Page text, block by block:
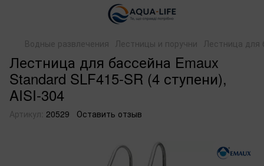
Водные развлечения Лестницы и поручни Лестница для
Лестница для бассейна Emaux
Standard SLF415-SR (4 ступени),
AISI-304
Артикул: 20529 Оставить отзыв